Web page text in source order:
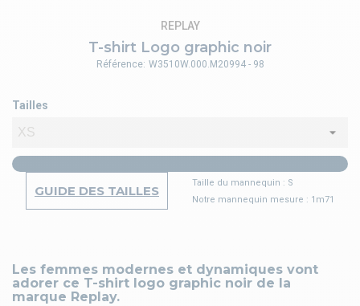
T-shirt Logo graphic noir
REPLAY
Les femmes modernes et dynamiques vont
adorer ce T-shirt logo graphic noir de la
marque Replay.
Tailles
GUIDE DES TAILLES
Taille du mannequin : S
Notre mannequin mesure : 1m71
Référence: W3510W.000.M20994 - 98